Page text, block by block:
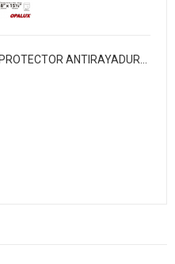
[M-5002A/CJ40] SEMI CASCO PROTECTOR ANTIRAYADURAS